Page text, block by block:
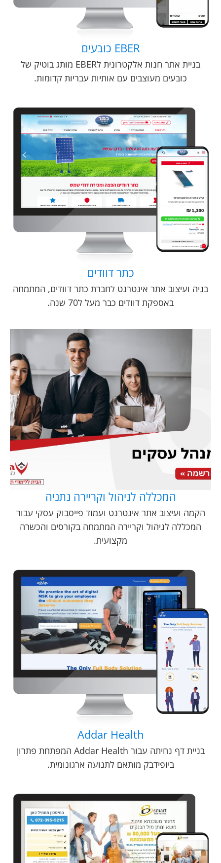
EBER כובעים
בניית אתר חנות אלקטרונית לEBER מותג בוטיק של
כובעים מעוצבים עם אותיות עבריות קדומות.
כתר דוודים
בניה ועיצוב אתר אינטרנט לחברת כתר דוודים, המתמחה
באספקת דוודים כבר מעל ל70 שנה.
המכללה לניהול וקריירה נתניה
הקמה ועיצוב אתר אינטרנט ועמוד פייסבוק עסקי עבור
המכללה לניהול וקריירה המתמחה בקורסים והכשרה
מקצועית.
Addar Health
בניית דף נחיתה עבור Addar Health המפתחת פתרון
ביופידבק מותאם לתנועה ארגונומית.